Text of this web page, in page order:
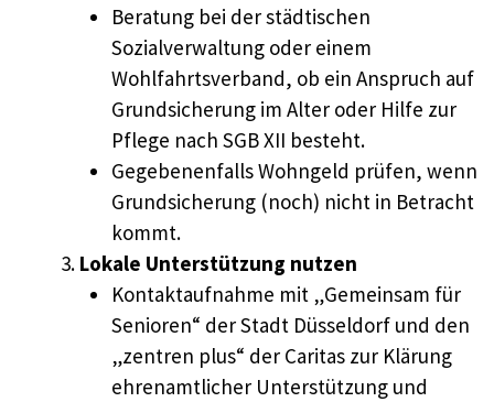
Beratung bei der städtischen
Sozialverwaltung oder einem
Wohlfahrtsverband, ob ein Anspruch auf
Grundsicherung im Alter oder Hilfe zur
Pflege nach SGB XII besteht.
Gegebenenfalls Wohngeld prüfen, wenn
Grundsicherung (noch) nicht in Betracht
kommt.
Lokale Unterstützung nutzen
Kontaktaufnahme mit „Gemeinsam für
Senioren“ der Stadt Düsseldorf und den
„zentren plus“ der Caritas zur Klärung
ehrenamtlicher Unterstützung und